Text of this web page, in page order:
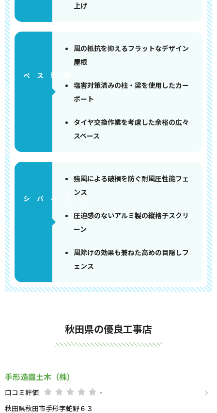
上げ
風の抵抗を抑えるフラットなデザイン
屋根
塩害対策済みの柱・梁を使用したカー
ポート
タイヤ交換作業を考慮した余裕の広々
スペース
強風による破損を防ぐ耐風圧性能フェ
ンス
圧迫感のないアルミ製の縦格子スクリ
ーン
風除けの効果も兼ねた高めの目隠しフ
ェンス
秋田県の優良工事店
手形造園土木（株）
口コミ評価
-
秋田県秋田市手形字蛇野６３